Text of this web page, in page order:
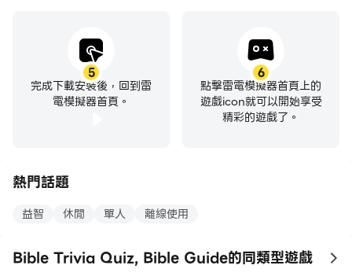
5
完成下載安裝後，回到雷
電模擬器首頁。
6
點擊雷電模擬器首頁上的
遊戲icon就可以開始享受
精彩的遊戲了。
熱門話題
益智 休閒 單人 離線使用
Bible Trivia Quiz, Bible Guide的同類型遊戲 to